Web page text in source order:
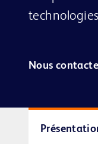
Nous